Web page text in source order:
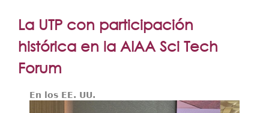
Principal
Departamentos
Oferta Académica
está
aquí
La UTP con participación
histórica en la AIAA Sci Tech
Forum
En los EE. UU.